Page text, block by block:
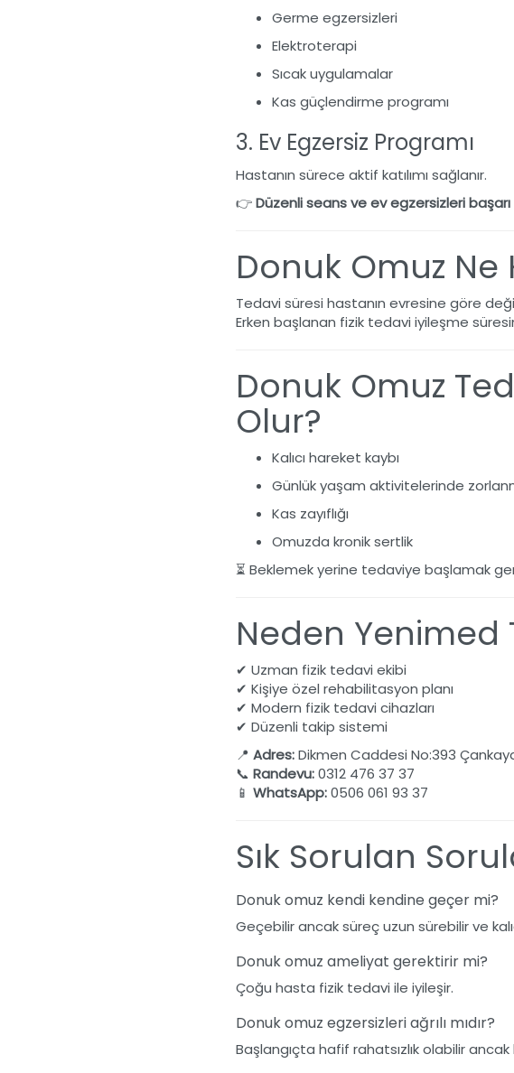
Germe egzersizleri
Elektroterapi
Sıcak uygulamalar
Kas güçlendirme programı
3. Ev Egzersiz Programı
Hastanın sürece aktif katılımı sağlanır.
👉Düzenli seans ve ev egzersizleri başarı
Donuk Omuz
Tedavi süresi hastanın evresine göre
Erken başlanan fizik tedavi iyileşme
Donuk Omuz
Olur?
Kalıcı hareket kaybı
Günlük yaşam aktivitelerinde
Kas zayıflığı
Omuzda kronik sertlik
⏳ Beklemek yerine tedaviye başlamak
Neden Yenimed
✔ Uzman fizik tedavi ekibi
✔ Kişiye özel rehabilitasyon planı
✔ Modern fizik tedavi cihazları
✔ Düzenli takip sistemi
📍Adres:Dikmen Caddesi No:393
📞Randevu:0312 476 37 37
📱WhatsApp:0506 061 93 37
Sık Sorulan
Donuk omuz kendi kendine geçer mi?
Geçebilir ancak süreç uzun sürebilir ve
Donuk omuz ameliyat gerektirir mi?
Çoğu hasta fizik tedavi ile iyileşir.
Donuk omuz egzersizleri ağrılı mıdır?
Başlangıçta hafif rahatsızlık olabilir